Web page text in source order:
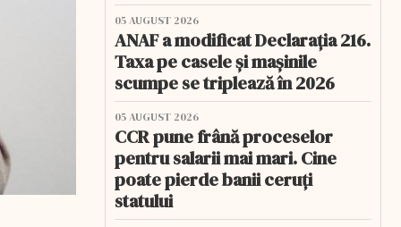
05 AUGUST 2026
ANAF a modificat Declarația 216.
Taxa pe casele și mașinile
scumpe se triplează în 2026
05 AUGUST 2026
CCR pune frână proceselor
pentru salarii mai mari. Cine
poate pierde banii ceruți
statului